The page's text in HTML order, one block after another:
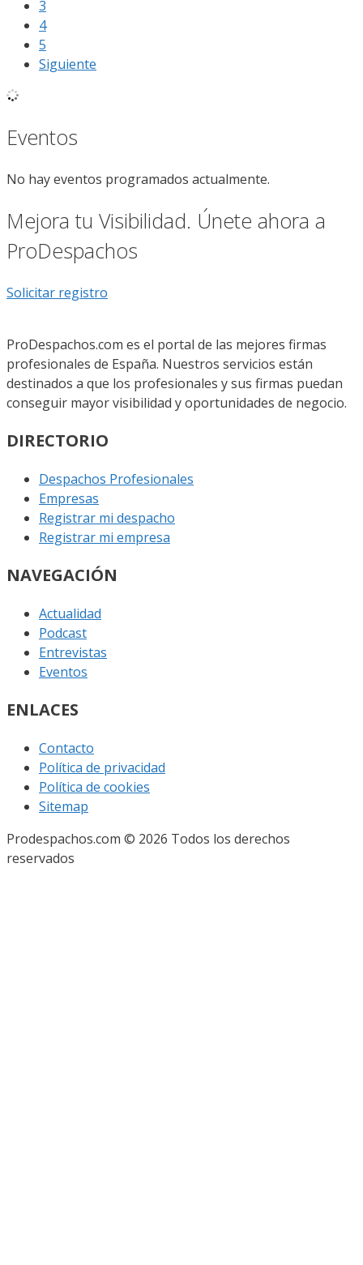
3
4
5
Siguiente
Eventos
No hay eventos programados actualmente.
Mejora tu Visibilidad. Únete ahora a
ProDespachos
Solicitar registro
ProDespachos.com es el portal de las mejores firmas
profesionales de España. Nuestros servicios están
destinados a que los profesionales y sus firmas puedan
conseguir mayor visibilidad y oportunidades de negocio.
DIRECTORIO
Despachos Profesionales
Empresas
Registrar mi despacho
Registrar mi empresa
NAVEGACIÓN
Actualidad
Podcast
Entrevistas
Eventos
ENLACES
Contacto
Política de privacidad
Política de cookies
Sitemap
Prodespachos.com © 2026 Todos los derechos
reservados